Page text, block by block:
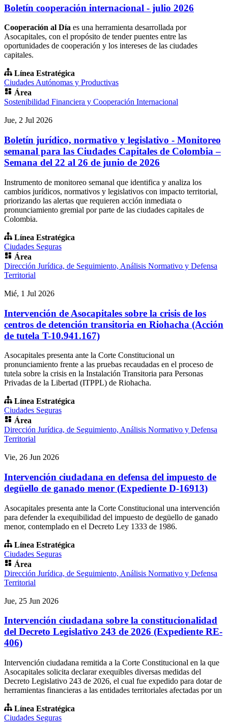
Boletín cooperación internacional - julio 2026
Cooperación al Día es una herramienta desarrollada por
Asocapitales, con el propósito de tender puentes entre las
oportunidades de cooperación y los intereses de las ciudades
capitales.
Línea Estratégica
Ciudades Autónomas y Productivas
Área
Sostenibilidad Financiera y Cooperación Internacional
Jue, 2 Jul 2026
Boletín jurídico, normativo y legislativo - Monitoreo
semanal para las Ciudades Capitales de Colombia –
Semana del 22 al 26 de junio de 2026
Instrumento de monitoreo semanal que identifica y analiza los
cambios jurídicos, normativos y legislativos con impacto territorial,
priorizando las alertas que requieren acción inmediata o
pronunciamiento gremial por parte de las ciudades capitales de
Colombia.
Línea Estratégica
Ciudades Seguras
Área
Dirección Jurídica, de Seguimiento, Análisis Normativo y Defensa
Territorial
Mié, 1 Jul 2026
Intervención de Asocapitales sobre la crisis de los
centros de detención transitoria en Riohacha (Acción
de tutela T-10.941.167)
Asocapitales presenta ante la Corte Constitucional un
pronunciamiento frente a las pruebas recaudadas en el proceso de
tutela sobre la crisis en la Instalación Transitoria para Personas
Privadas de la Libertad (ITPPL) de Riohacha.
Línea Estratégica
Ciudades Seguras
Área
Dirección Jurídica, de Seguimiento, Análisis Normativo y Defensa
Territorial
Vie, 26 Jun 2026
Intervención ciudadana en defensa del impuesto de
degüello de ganado menor (Expediente D-16913)
Asocapitales presenta ante la Corte Constitucional una intervención
para defender la exequibilidad del impuesto de degüello de ganado
menor, contemplado en el Decreto Ley 1333 de 1986.
Línea Estratégica
Ciudades Seguras
Área
Dirección Jurídica, de Seguimiento, Análisis Normativo y Defensa
Territorial
Jue, 25 Jun 2026
Intervención ciudadana sobre la constitucionalidad
del Decreto Legislativo 243 de 2026 (Expediente RE-
406)
Intervención ciudadana remitida a la Corte Constitucional en la que
Asocapitales solicita declarar exequibles diversas medidas del
Decreto Legislativo 243 de 2026, el cual fue expedido para dotar de
herramientas financieras a las entidades territoriales afectadas por un
Línea Estratégica
Ciudades Seguras